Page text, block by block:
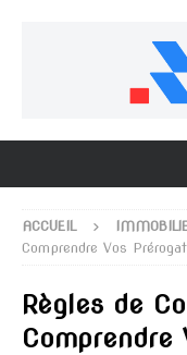
ACCUEIL
Comprendre Vos
Règles de
Comprendre